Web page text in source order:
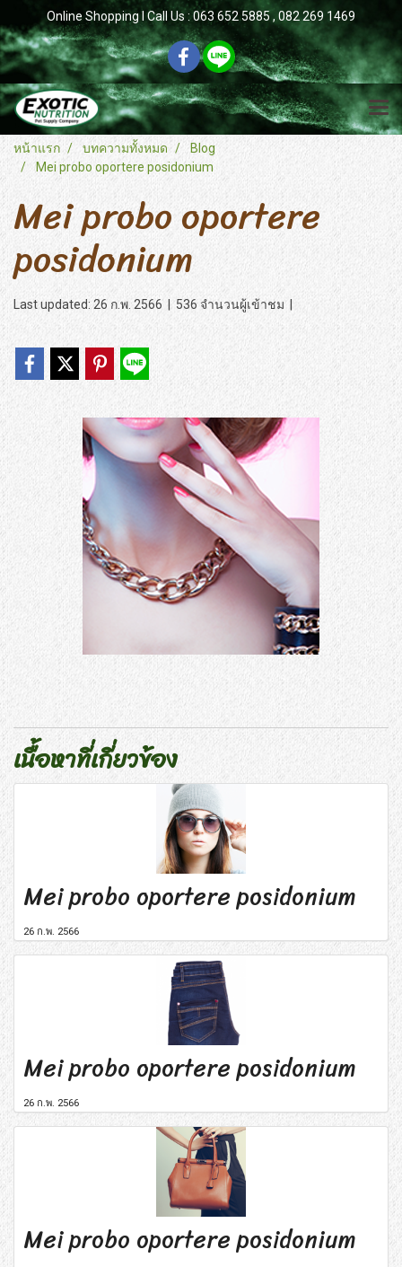
Online Shopping l Call Us : 063 652 5885 , 082 269 1469
หน้าแรก บทความทั้งหมด
Blog
Mei probo oportere posidonium
Mei probo oportere
posidonium
Last updated: 26 ก.พ. 2566 536 จำนวนผู้เข้าชม
เนื้อหาที่เกี่ยวข้อง
Mei probo oportere posidonium
26 ก.พ. 2566
Mei probo oportere posidonium
26 ก.พ. 2566
Mei probo oportere posidonium